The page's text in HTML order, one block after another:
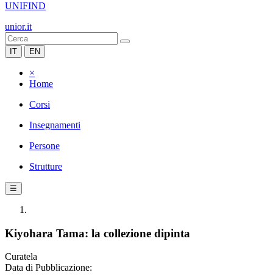
UNIFIND
unior.it
IT EN
×
Home
Corsi
Insegnamenti
Persone
Strutture
☰
Kiyohara Tama: la collezione dipinta
Curatela
Data di Pubblicazione: